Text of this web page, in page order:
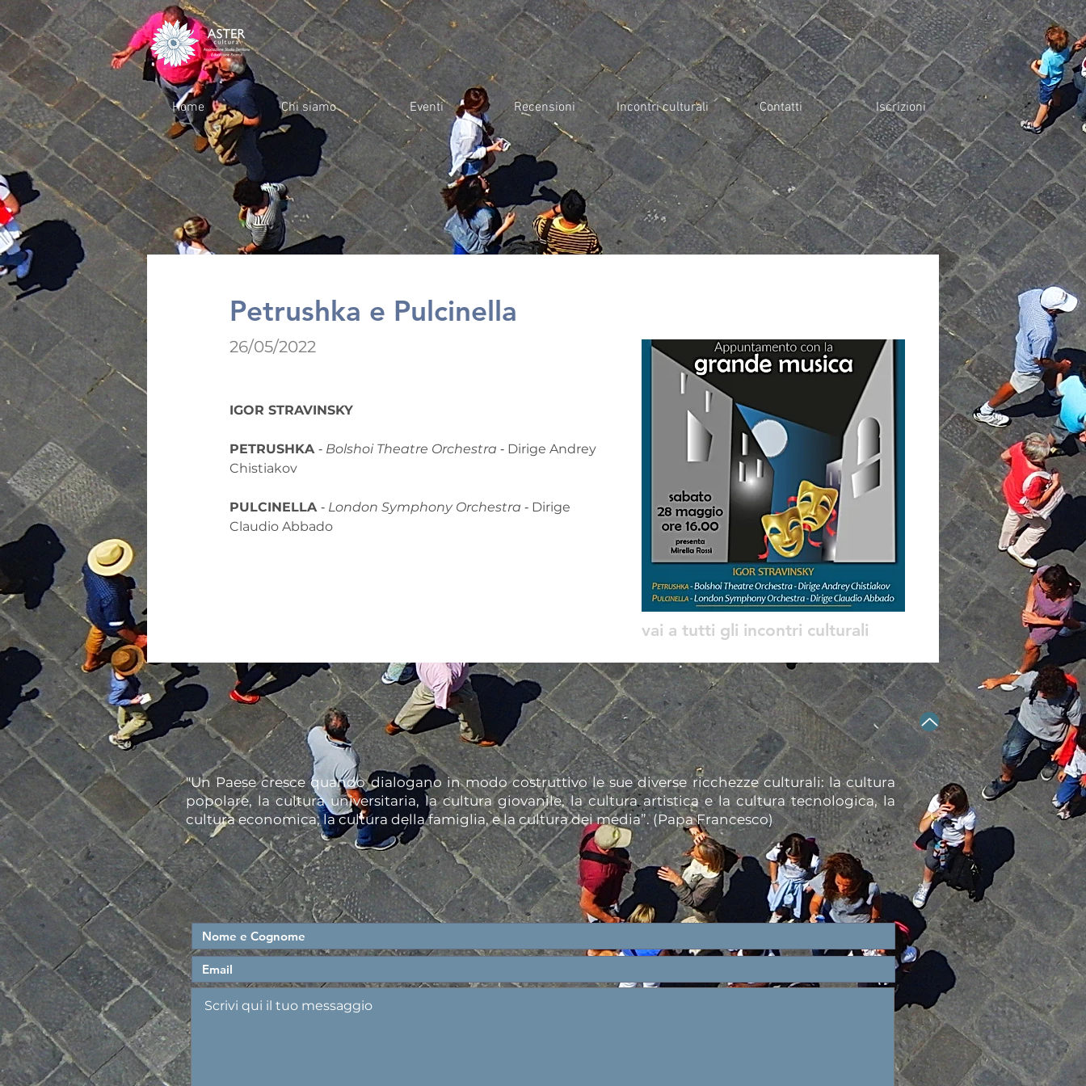
Home Chi siamo Eventi Recensioni Incontri culturali Contatti Iscrizioni
Petrushka e Pulcinella
26/05/2022
IGOR STRAVINSKY
PETRUSHKA ‐ Bolshoi Theatre Orchestra ‐ Dirige Andrey
Chistiakov
PULCINELLA ‐ London Symphony Orchestra ‐ Dirige
Claudio Abbado
vai a tutti gli incontri culturali
"Un Paese cresce quando dialogano in modo costruttivo le sue diverse ricchezze culturali: la cultura
popolare, la cultura universitaria, la cultura giovanile, la cultura artistica e la cultura tecnologica, la
cultura economica, la cultura della famiglia, e la cultura dei media”. (Papa Francesco)